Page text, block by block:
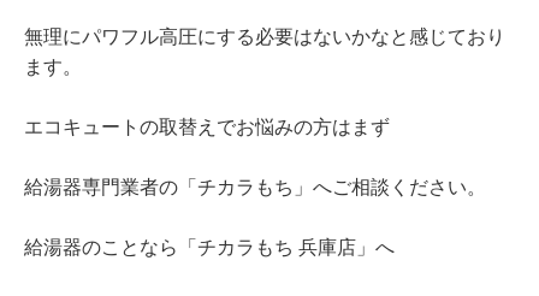
無理にパワフル高圧にする必要はないかなと感じており
ます。
エコキュートの取替えでお悩みの方はまず
給湯器専門業者の「チカラもち」へご相談ください。
給湯器のことなら「チカラもち 兵庫店」へ